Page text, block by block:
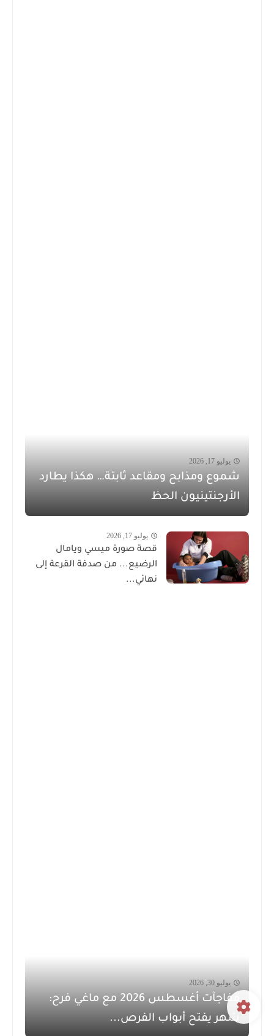
يوليو 17, 2026
شموع ومذابح ومقاعد ثابتة… هكذا يطارد
الأرجنتينيون الحظ
يوليو 17, 2026
قصة صورة ميسي ويامال
الرضيع... من صدفة القرعة إلى
نهائي...
يوليو 30, 2026
مفاجآت أغسطس 2026 مع ماغي فرح:
شهر يفتح أبواب الفرص...